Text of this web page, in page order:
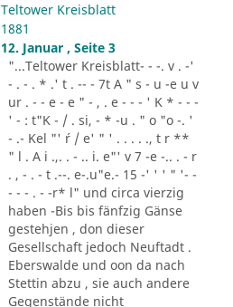
Teltower Kreisblatt
1881
12. Januar , Seite 3
"...Teltower Kreisblatt- - -. v . -'
- . - . * .' t . -- - 7t A " s - u -e u v
ur . - - e - e " - , . e - - - ' K * - - -
' - : t"K - / . si, - * -u . " o "o -. '
- .- Kel "' ´r / e' " ' . . . . ., t r **
" l . A i .,. . - .. i. e"' v 7 -e -.. . - r
. , - . - t .--. e-.u"e.- 15 -' ' ' " '- -
- - - . - -r* l" und circa vierzig
haben -Bis bis fänfzig Gänse
gestehjen , don dieser
Gesellschaft jedoch Neuftadt .
Eberswalde und oon da nach
Stettin abzu , sie auch andere
Gegenstände nicht